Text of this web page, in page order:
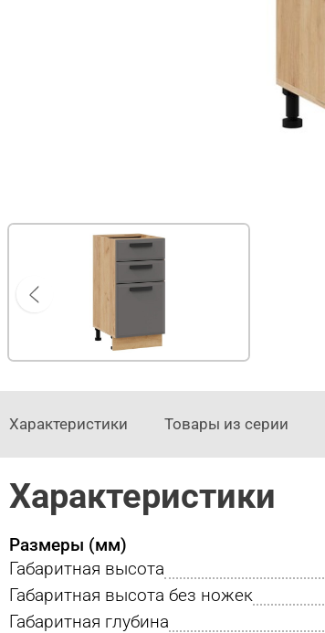
Характеристики Товары из серии
Характеристики
Размеры (мм)
Габаритная высота
Габаритная высота без ножек
Габаритная глубина